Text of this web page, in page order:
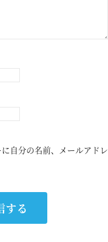
自分の名前、メールアドレ